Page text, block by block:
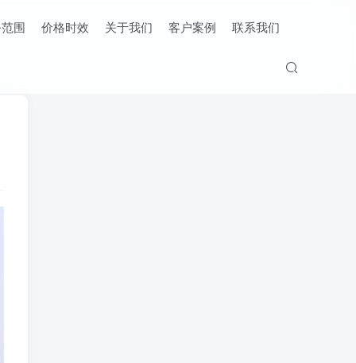
围 价格时效 关于我们 客户案例 联系我们